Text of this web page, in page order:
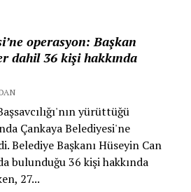
operasyon: Başkan
dahil 36 kişi hakkında
yürüttüğü
Çankaya Belediyesi'ne
Belediye Başkanı Hüseyin Can
bulunduğu 36 kişi hakkında
27...